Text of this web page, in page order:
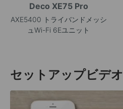
Deco XE75 Pro
AXE5400 トライバンドメッシ
ュWi-Fi 6Eユニット
セットアップビデオ